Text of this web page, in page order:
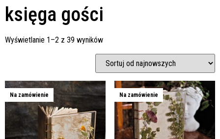
księga gości
Wyświetlanie 1–2 z 39 wyników
Na zamówienie Na zamówienie